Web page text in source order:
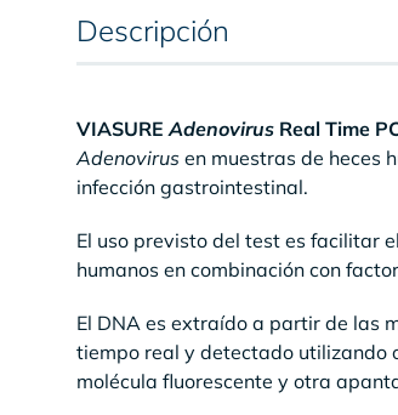
Descripción
VIASURE AdenovirusReal Time
Adenovirusen muestras de heces
infección gastrointestinal.
El uso previsto del test es facilitar
humanos en combinación con
El DNA es extraído a partir de las
tiempo real y detectado utilizando
molécula fluorescente y otra